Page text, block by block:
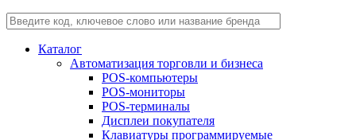
Каталог
Автоматизация торговли и бизнеса
POS-компьютеры
POS-мониторы
POS-терминалы
Дисплеи покупателя
Клавиатуры программируемые